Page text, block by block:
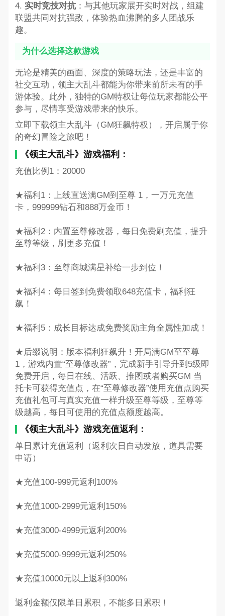
4. 实时竞技对抗：与其他玩家展开实时对战，组建
联盟共同对抗强敌，体验热血沸腾的多人团战乐
趣。
为什么选择这款游戏
无论是精美的画面、深度的策略玩法，还是丰富的
社交互动，领主大乱斗都能为你带来前所未有的手
游体验。此外，独特的GM特权让每位玩家都能公平
参与，尽情享受游戏带来的快乐。
立即下载领主大乱斗（GM狂飙特权），开启属于你
的奇幻冒险之旅吧！
《领主大乱斗》游戏福利：
充值比例1：20000
★福利1：上线直送满GM到至尊 1，一万元充值
卡，999999钻石和888万金币！
★福利2：内置至尊修改器，每日免费刷充值，提升
至尊等级，刷更多充值！
★福利3：至尊商城满星补给一步到位！
★福利4：每日签到免费领取648充值卡，福利狂
飙！
★福利5：成长目标达成免费奖励主角全属性加成！
★后缀说明：版本福利狂飙升！开局满GM至至尊
1，游戏内置“至尊修改器”，完成新手引导升到5级即
免费开启，每日在线、活跃、推图或者购买GM 当
托卡可获得充值点，在“至尊修改器”使用充值点购买
充值礼包可与真实充值一样升级至尊等级，至尊等
级越高，每日可使用的充值点额度越高。
《领主大乱斗》游戏充值返利：
单日累计充值返利（返利次日自动发放，道具需要
申请）
★充值100-999元返利100%
★充值1000-2999元返利150%
★充值3000-4999元返利200%
★充值5000-9999元返利250%
★充值10000元以上返利300%
返利金额仅限单日累积，不能多日累积！